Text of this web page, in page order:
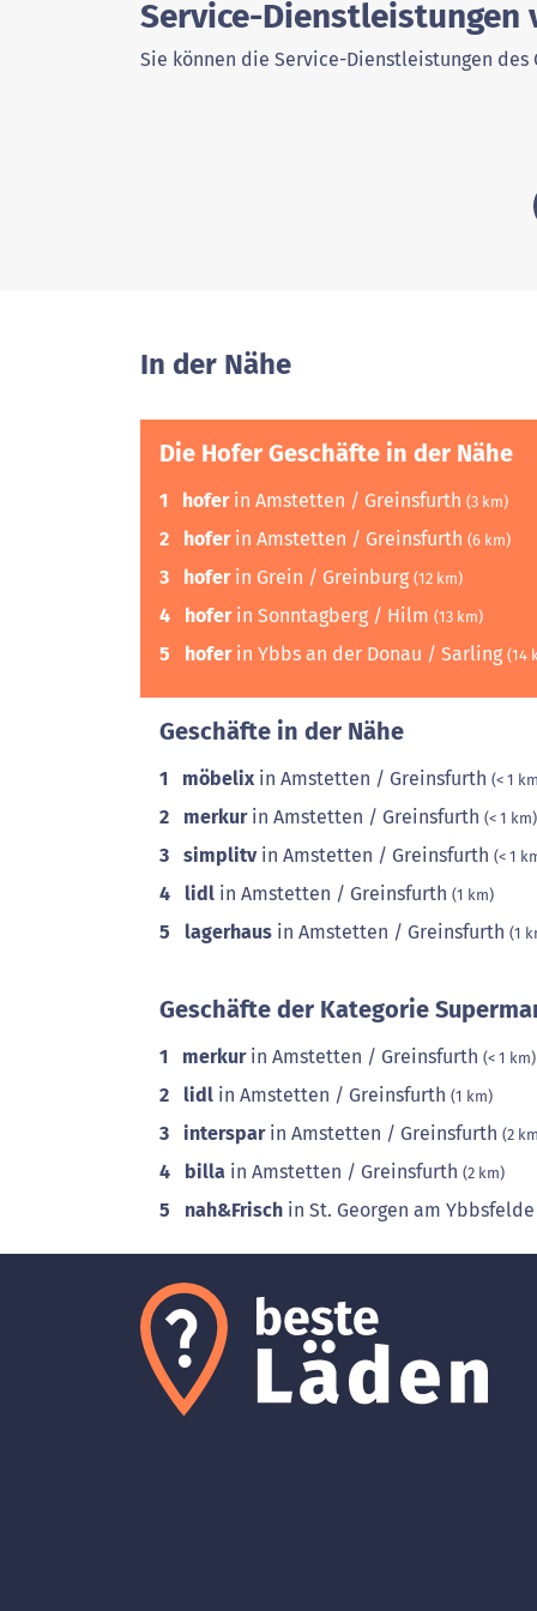
Service-
Sie können die Service-Dienstleistungen des
In der Nähe
Die Hofer Geschäfte in der Nähe
1 hoferin Amstetten / Greinsfurth (3 km)
2 hoferin Amstetten / Greinsfurth (6 km)
3 hoferin Grein / Greinburg (12 km)
4 hoferin Sonntagberg / Hilm (13 km)
5 hoferin Ybbs an der Donau / Sarling (14
Geschäfte in der Nähe
1 möbelix in Amstetten / Greinsfurth (< 1
2 merkurin Amstetten / Greinsfurth (< 1 km)
3 simplitvin Amstetten / Greinsfurth (< 1
4 lidl in Amstetten / Greinsfurth (1 km)
5 lagerhaus in Amstetten / Greinsfurth (1
Geschäfte der Kategorie
1 merkurin Amstetten / Greinsfurth (< 1 km)
2 lidl in Amstetten / Greinsfurth (1 km)
3 intersparin Amstetten / Greinsfurth (2
4 billa in Amstetten / Greinsfurth (2 km)
5 nah&Frisch in St. Georgen am